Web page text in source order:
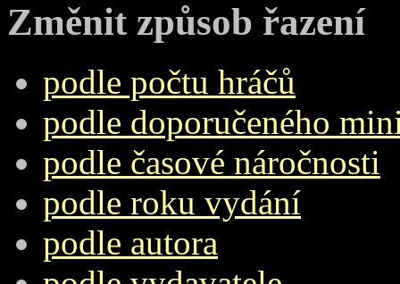
Změnit způsob řazení
podle počtu hráčů
podle doporučeného
podle časové náročnosti
podle roku vydání
podle autora